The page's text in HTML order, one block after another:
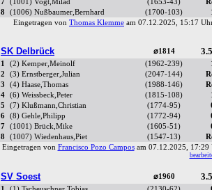
7 (1001) Vogt,Milad (1653-43)
8
(1006) Nußbaumer,Bernhard (1700-103)
Eingetragen von Thomas Klemme am 07.12.2025, 15:17
SK Delbrück ⌀1814
1 (2) Kemper,Meinolf (1962-239)
2
(3) Ernstberger,Julian (2047-144)
3
(4) Haase,Thomas (1988-146)
4
(6) Weissbeck,Peter (1815-108)
5
(7) Klußmann,Christian (1774-95)
6
(8) Gehle,Philipp (1772-94)
7
(1001) Brück,Mike (1605-51)
8
(1007) Wiedenhaus,Piet (1547-13)
Eingetragen von Francisco Pozo Camposam 07.12.2025,
SV Soest ⌀1960